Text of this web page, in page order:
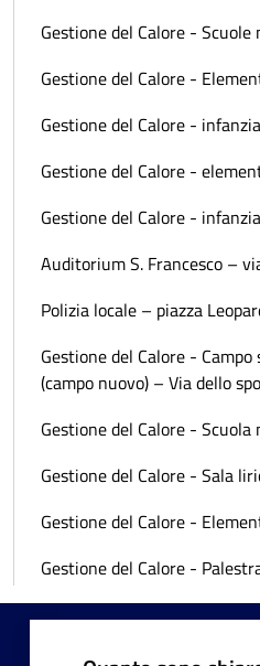
Gestione del Calore - Scuole
Gestione del Calore -
Gestione del Calore -
Gestione del Calore -
Gestione del Calore -
Auditorium S. Francesco –
Polizia locale – piazza
Gestione del Calore -
(campo nuovo) – Via dello
Gestione del Calore -
Gestione del Calore - Sala
Gestione del Calore -
Gestione del Calore -